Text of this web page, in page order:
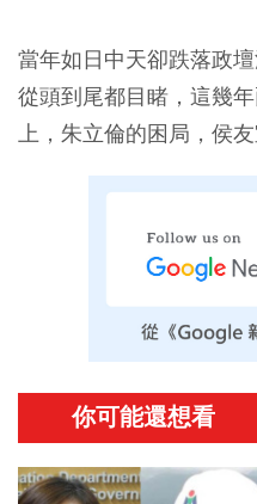
當年如日中天卻跌落政
從頭到尾都目睹，這幾
上，朱立倫的困局，侯友